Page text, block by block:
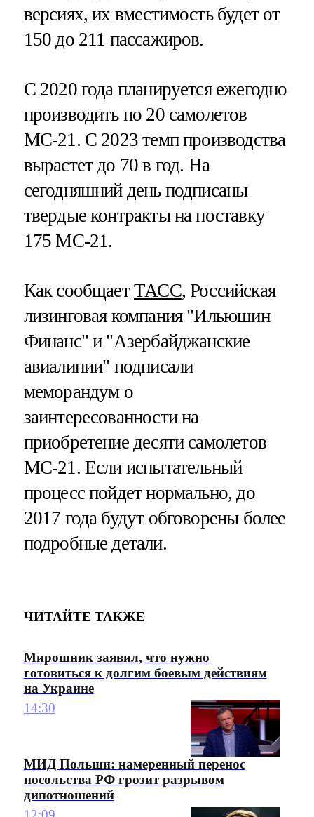
версиях, их вместимость будет от
150 до 211 пассажиров.
С 2020 года планируется ежегодно
производить по 20 самолетов
МС-21. С 2023 темп производства
вырастет до 70 в год. На
сегодняшний день подписаны
твердые контракты на поставку
175 МС-21.
Как сообщаетТАСС, Российская
лизинговая компания "Ильюшин
Финанс" и "Азербайджанские
авиалинии" подписали
меморандум о
заинтересованности на
приобретение десяти самолетов
МС-21. Если испытательный
процесс пойдет нормально, до
2017 года будут обговорены более
подробные детали.
ЧИТАЙТЕ ТАКЖЕ
Мирошник заявил, что нужно
готовиться к долгим боевым действиям
на Украине
14:30
МИД Польши: намеренный перенос
посольства РФ грозит разрывом
дипотношений